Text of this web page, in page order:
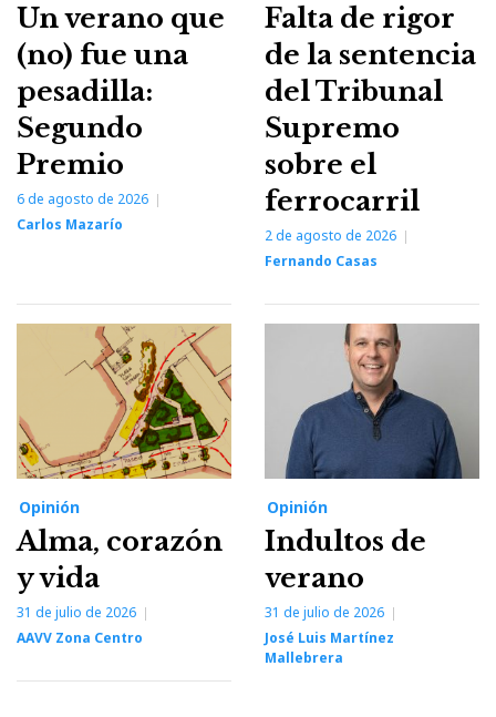
Un verano que
(no) fue una
pesadilla:
Segundo
Premio
6 de agosto de 2026
Carlos Mazarío
Falta de rigor
de la sentencia
del Tribunal
Supremo
sobre el
ferrocarril
2 de agosto de 2026
Fernando Casas
Opinión
Alma, corazón
y vida
31 de julio de 2026
AAVV Zona Centro
Opinión
Indultos de
verano
31 de julio de 2026
José Luis Martínez
Mallebrera